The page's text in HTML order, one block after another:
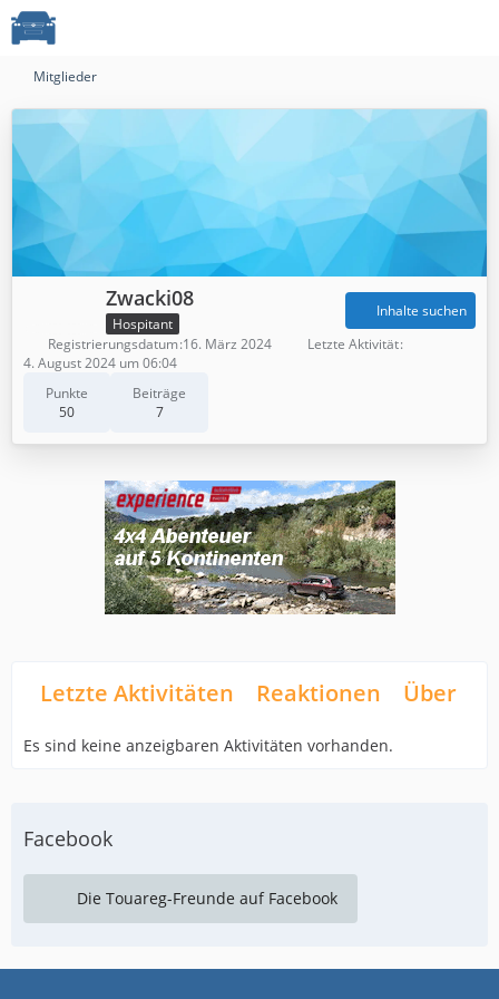
Mitglieder
Zwacki08
Hospitant
Punkte
50
Beiträge
7
Inhalte suchen
Registrierungsdatum 16. März 2024
Letzte Aktivität
4. August 2024 um 06:04
Letzte Aktivitäten Reaktionen Über
Es sind keine anzeigbaren Aktivitäten vorhanden.
Facebook
Die Touareg-Freunde auf Facebook